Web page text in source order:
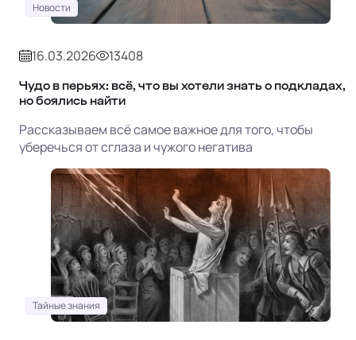
Новости
16.03.2026 13408
Чудо в перьях: всё, что вы хотели знать о подкладах,
но боялись найти
Рассказываем всё самое важное для того, чтобы
уберечься от сглаза и чужого негатива
Тайные знания